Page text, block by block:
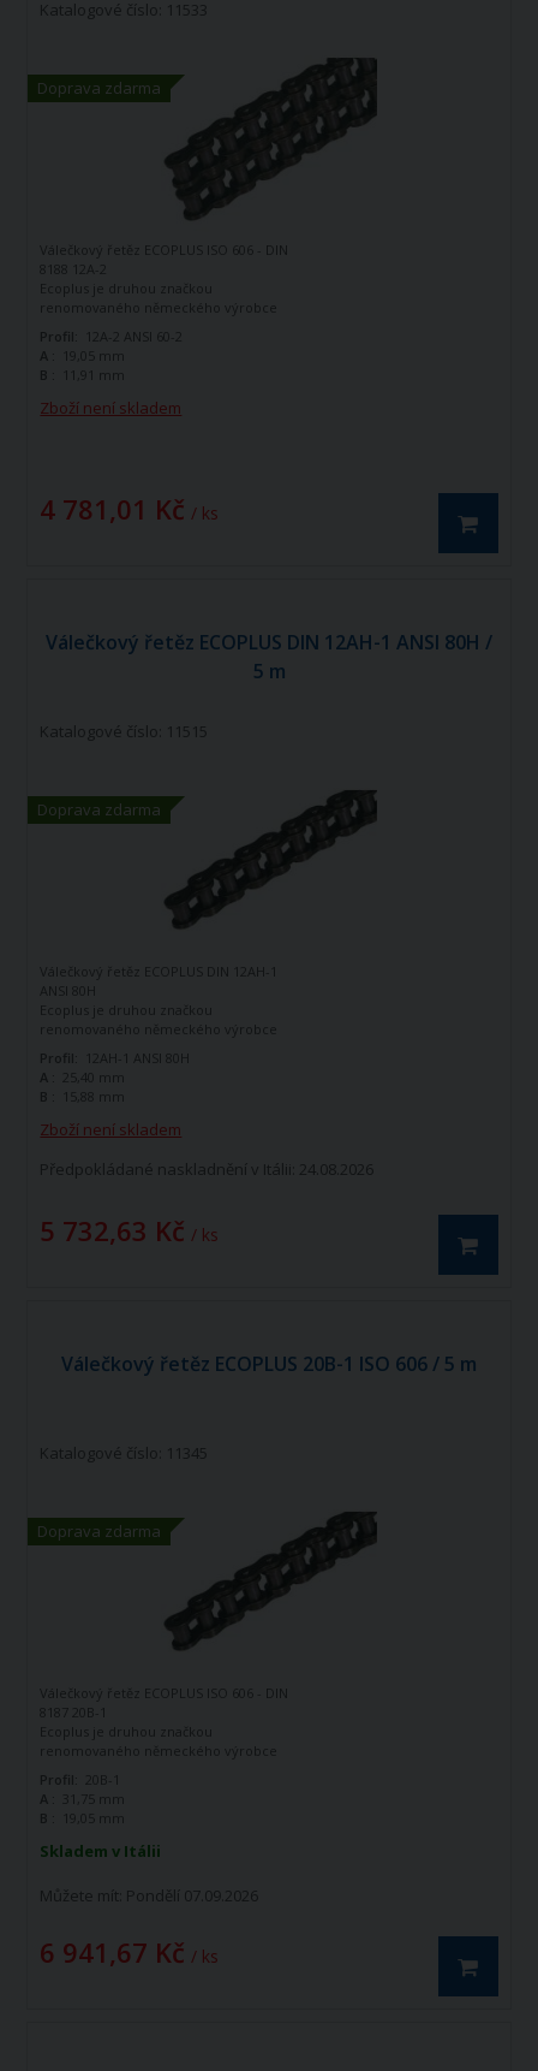
Doprava zdarma
Katalogové číslo: 11533
Zboží není skladem
4 781,01 Kč / ks
Válečkový řetěz ECOPLUS ISO 606 - DIN
8188 12A-2
Ecoplus je druhou značkou
renomovaného německého výrobce
Tato značka vznikla jako ekonomická
řada k doplnění standardní řady tohoto
výrobce. Jedná se o kvalitní řetězy
vyráběné dle norem ISO 606 - DIN 8188.
Profil:
12A-2 ANSI 60-2
A :
19,05 mm
B :
11,91 mm
Válečkový řetěz ECOPLUS DIN 12AH-1 ANSI 80H /
5 m
Doprava zdarma
Katalogové číslo: 11515
Zboží není skladem
Předpokládané naskladnění v Itálii: 24.08.2026
5 732,63 Kč / ks
Válečkový řetěz ECOPLUS DIN 12AH-1
ANSI 80H
Ecoplus je druhou značkou
renomovaného německého výrobce
Tato značka vznikla jako ekonomická
řada k doplnění standardní řady tohoto
výrobce. Jedná se o kvalitní řetězy
vyráběné dle norem ANSI B 29.1
ANSI 80H je jednořadý hnací řetěz.
Profil:
12AH-1 ANSI 80H
A :
25,40 mm
B :
15,88 mm
Válečkový řetěz ECOPLUS 20B-1 ISO 606 / 5 m
Doprava zdarma
Katalogové číslo: 11345
Skladem v Itálii
Můžete mít: Pondělí 07.09.2026
6 941,67 Kč / ks
Válečkový řetěz ECOPLUS ISO 606 - DIN
8187 20B-1
Ecoplus je druhou značkou
renomovaného německého výrobce
Tato značka vznikla jako ekonomická
řada k doplnění standardní řady tohoto
výrobce. Jedná se o kvalitní řetězy
vyráběné dle norem ISO 606 - DIN 8187.
DIN 8187 je jednořadý hnací řetěz.
Profil:
20B-1
A :
31,75 mm
B :
19,05 mm